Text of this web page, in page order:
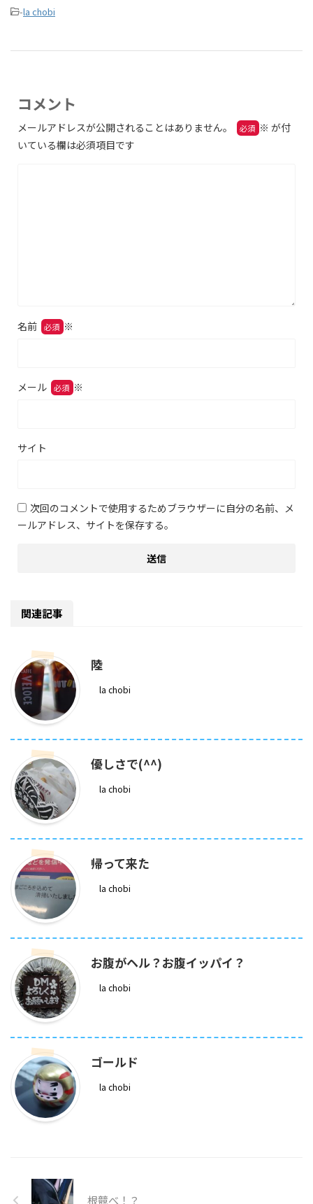
-la chobi
コメント
メールアドレスが公開されることはありません。 ※ が付
いている欄は必須項目です
名前 ※
メール ※
サイト
次回のコメントで使用するためブラウザーに自分の名前、メ
ールアドレス、サイトを保存する。
関連記事
陸
la chobi
優しさで(^^)
la chobi
帰って来た
la chobi
お腹がヘル？お腹イッパイ？
la chobi
ゴールド
la chobi
根競べ！？